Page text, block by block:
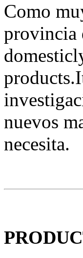
Como
provincia
nuevos
necesita.